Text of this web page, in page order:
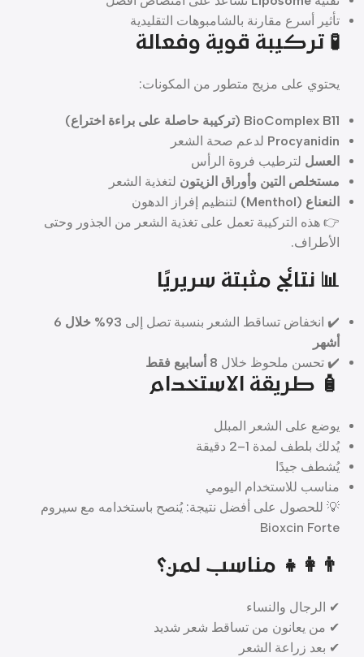
تأثير أسرع مقارنة بالشامبوهات التقليدية
🧪 تركيبة قوية وفعالة
يحتوي على مزيج متطور من المكونات:
BioComplex B11 (تركيبة حاصلة على براءة اختراع)
Procyanidin لدعم صحة الشعر
العسل لترطيب فروة الرأس
مستخلص التين وأوراق الزيتون لتغذية الشعر
النعناع (Menthol)
لتنظيم إفراز الدهون
👉 هذه التركيبة تعمل على تغذية الشعر من الجذور وحتى
الأطراف.
📊 نتائج مثبتة سريريًا
✔️ انخفاض تساقط الشعر بنسبة تصل إلى
93% خلال 6
أشهر
✔️ تحسن ملحوظ خلال 8 أسابيع فقط
🧴 طريقة الاستخدام
يوضع على الشعر المبلل
يُدلك بلطف لمدة 1–2 دقيقة
يُشطف جيدًا
مناسب للاستخدام اليومي
💡 للحصول على أفضل نتيجة: يُنصح باستخدامه مع سيروم
Bioxcin Forte
👨‍👩‍👧 مناسب لمن؟
✔ الرجال والنساء
✔ من يعانون من تساقط شعر شديد
✔ بعد زراعة الشعر